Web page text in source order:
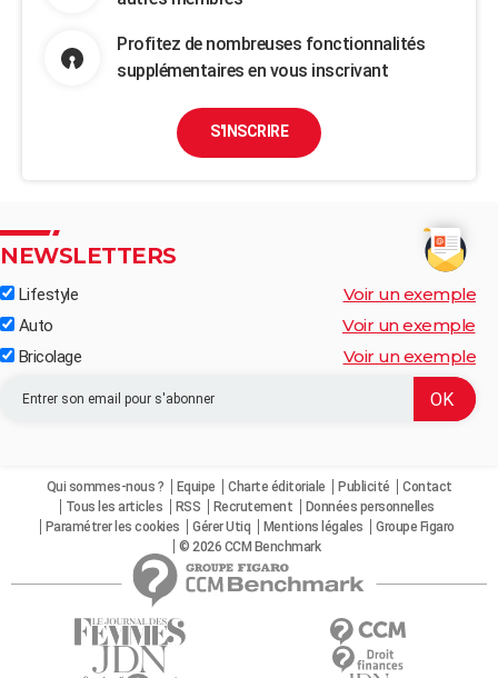
Profitez de nombreuses fonctionnalités
supplémentaires en vous inscrivant
S'INSCRIRE
NEWSLETTERS
Lifestyle Voir un exemple
Auto Voir un exemple
Bricolage Voir un exemple
Qui sommes-nous ? Equipe Charte éditoriale Publicité
Contact
Tous les articles
RSS Recrutement
Données personnelles
Paramétrer les cookies
Gérer Utiq Mentions légales
Groupe Figaro
© 2026 CCM Benchmark